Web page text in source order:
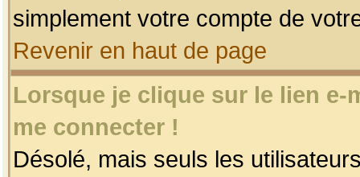
simplement votre compte de
Revenir en haut de page
Lorsque je clique sur le lien
me connecter !
Désolé, mais seuls les